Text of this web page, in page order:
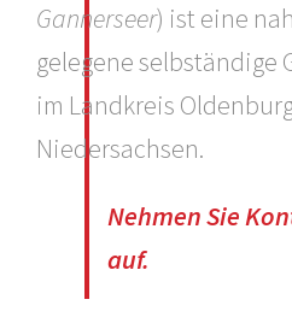
Gannerseer) ist eine
gelegene selbständige
im Landkreis
Niedersachsen.
Nehmen Sie
auf.